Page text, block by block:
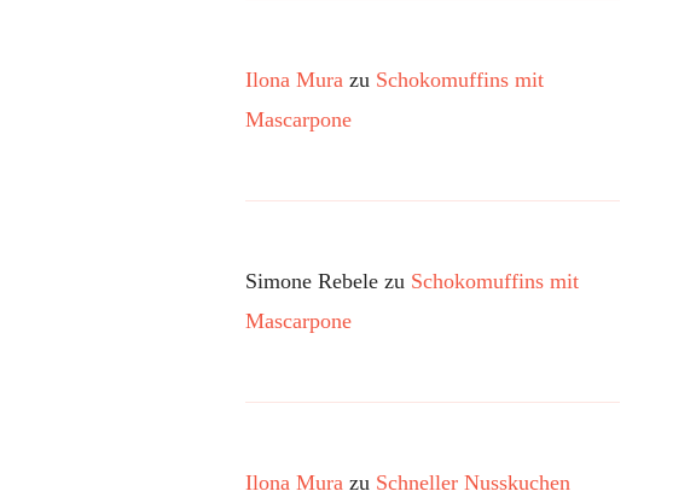
Ilona Mura zu Schokomuffins mit
Mascarpone
Simone Rebele zu Schokomuffins mit
Mascarpone
Ilona Mura zu Schneller Nusskuchen